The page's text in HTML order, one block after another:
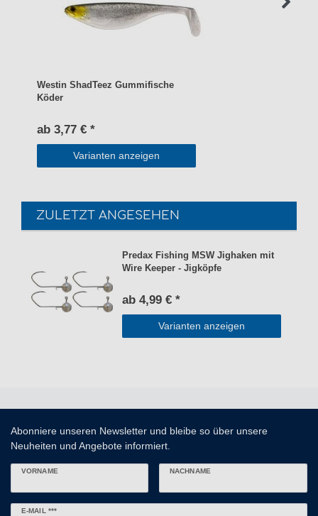
Westin ShadTeez Gummifische
Köder
ab 3,77 € *
Varianten anzeigen
ZULETZT ANGESEHEN
Predax Fishing MSW Jighaken mit
Wire Keeper - Jigköpfe
ab 4,99 € *
Varianten anzeigen
Abonniere unseren Newsletter und bleibe so über unsere
Neuheiten und Angebote informiert.
VORNAME NACHNAME
E-MAIL ***
Newsletter